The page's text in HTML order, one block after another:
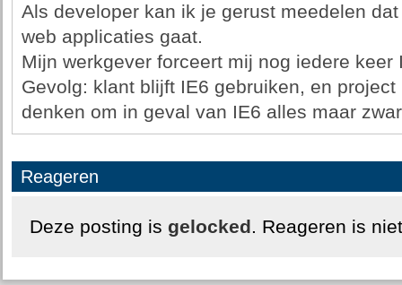
Als developer kan ik je gerust meedelen
web applicaties gaat.
Mijn werkgever forceert mij nog iedere
Gevolg: klant blijft IE6 gebruiken, en
denken om in geval van IE6 alles maar
Reageren
Deze posting is gelocked. Reageren is